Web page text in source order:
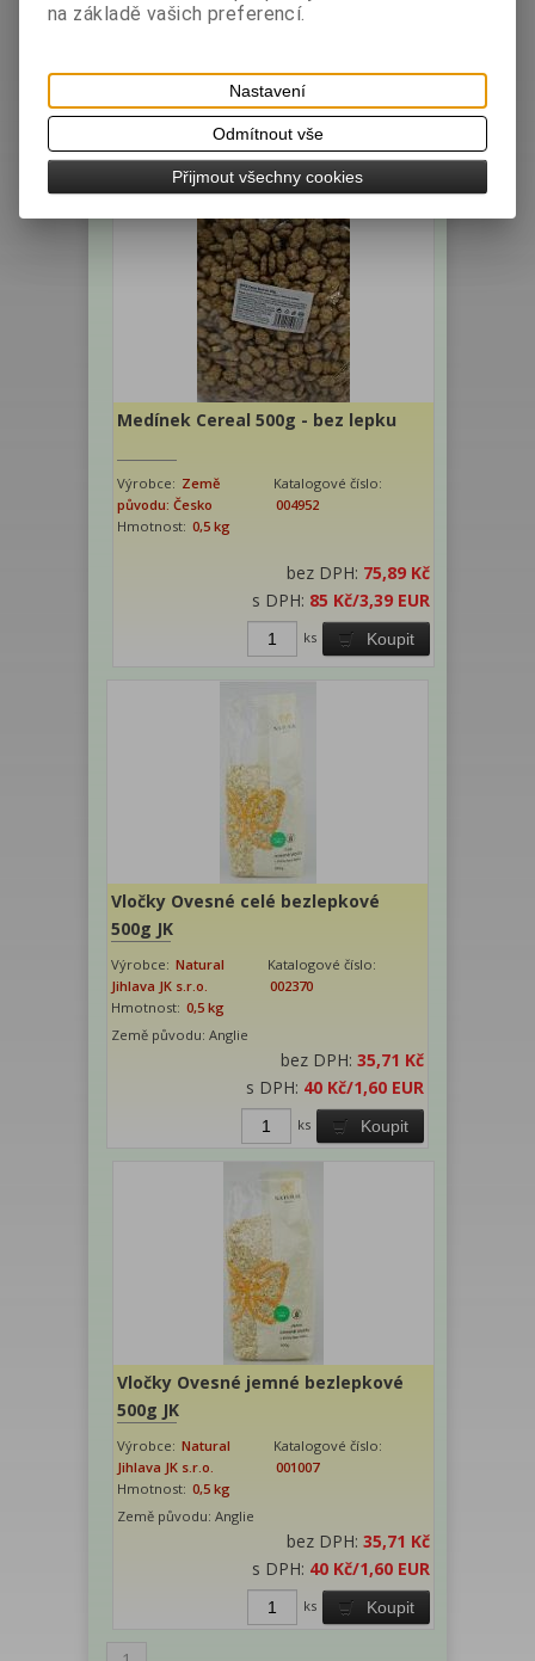
původu: Anglie
001729
bez DPH:
s DPH:112 Kč/4,47 EUR
Koupit
ks
Medínek Cereal 500g - bez lepku
Výrobce: Země
původu: Česko
Katalogové číslo:
004952
Hmotnost: 0,5 kg
bez DPH: 75,89 Kč
s DPH: 85 Kč/3,39 EUR
Koupit
ks
Vločky Ovesné celé bezlepkové
500g JK
Výrobce: Natural
Jihlava JK s.r.o.
Katalogové číslo:
002370
Hmotnost: 0,5 kg
Země původu: Anglie
bez DPH: 35,71 Kč
s DPH: 40 Kč/1,60 EUR
Koupit
ks
Vločky Ovesné jemné bezlepkové
500g JK
Výrobce: Natural
Jihlava JK s.r.o.
Katalogové číslo:
001007
Hmotnost: 0,5 kg
Země původu: Anglie
bez DPH:35,71 Kč
s DPH: 40 Kč/1,60 EUR
Koupit
ks
na základě vašich preferencí.
Nastavení
Odmítnout vše
Přijmout všechny cookies